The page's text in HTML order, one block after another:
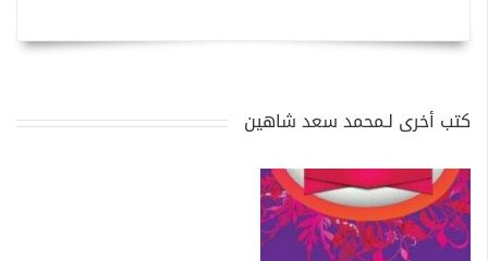
كتب أخرى لـمحمد سعد شاهين